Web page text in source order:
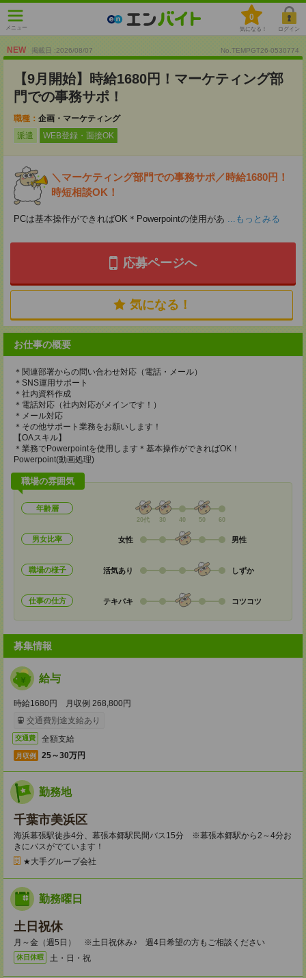
メニュー
0
気になる！ ログイン
NEW 掲載日 :2026/08/07 No.TEMPGT26-0530774
【9月開始】時給1680円！マーケティング部
門での事務サポ！
職種： 企画・マーケティング
派遣
WEB登録・面接OK
＼マーケティング部門での事務サポ／時給1680円！
時短相談OK！
PCは基本操作ができればOK＊Powerpointの使用があ ...もっとみる
応募ページへ
気になる！
お仕事の概要
＊関連部署からの問い合わせ対応（電話・メール）
＊SNS運用サポート
＊社内資料作成
＊電話対応（社内対応がメインです！）
＊メール対応
＊その他サポート業務をお願いします！
【OAスキル】
＊業務でPowerpointを使用します＊基本操作ができればOK！
Powerpoint(動画処理)
職場の雰囲気
年齢層
20代 30 40 50 60
男女比率 女性 男性
職場の様子 活気あり しずか
仕事の仕方 テキパキ コツコツ
募集情報
給与
時給1680円 月収例 268,800円
交通費別途支給あり
交通費 全額支給
月収例 25～30万円
勤務地
千葉市美浜区
海浜幕張駅徒歩4分、幕張本郷駅民間バス15分 ※幕張本郷駅から2～4分お
きにバスがでています！
★大手グループ会社
勤務曜日
土日祝休
月～金（週5日） ※土日祝休み♪ 週4日希望の方もご相談ください
休日休暇 土・日・祝